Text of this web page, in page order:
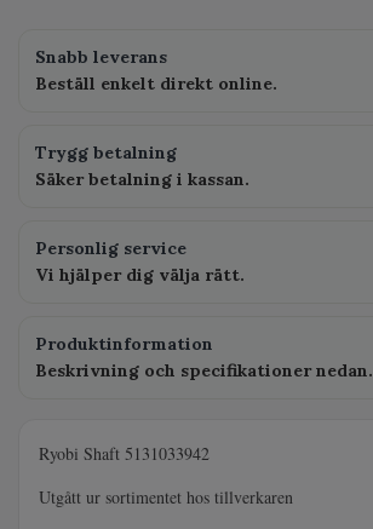
Snabb leverans
Beställ enkelt direkt online.
Trygg betalning
Säker betalning i kassan.
Personlig service
Vi hjälper dig välja rätt.
Produktinformation
Beskrivning och specifikationer nedan.
Ryobi Shaft 5131033942
Utgått ur sortimentet hos tillverkaren